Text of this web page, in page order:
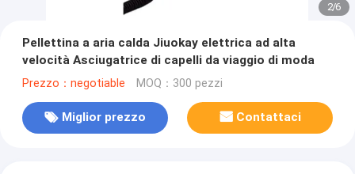
2/6
Pellettina a aria calda Jiuokay elettrica ad alta
velocità Asciugatrice di capelli da viaggio di moda
Prezzo：negotiable MOQ：300 pezzi
Miglior prezzo Contattaci